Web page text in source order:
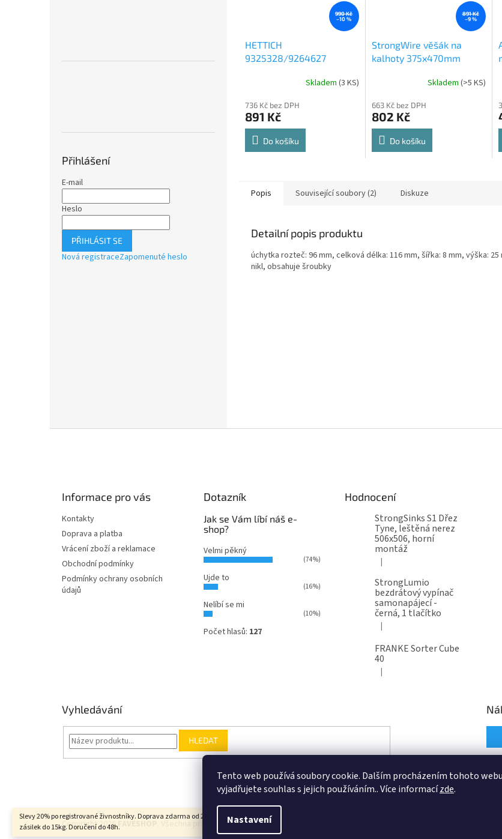
Tento web používá soubory cookie. Dalším procházením tohoto webu
vyjadřujete souhlas s jejich používáním.. Více informacízde.
Nastavení
Slevy 20% po registrované živnostníky. Doprava zdarma od 2000Kč u balíkových
zásilek do 15kg. Doručení do 48h.
Přihlášení
E-mail
Heslo
PŘIHLÁSIT SE
Nová registraceZapomenuté heslo
990 Kč
–10 %
HETTICH
9325328/9264627
produktu
je
4,8
5
Skladem (3 KS)
736 Kč bez DPH
891 Kč
Do košíku
891 Kč
–9 %
StrongWire věšák na
kalhoty 375x470mm
produktu
je
4,8
5
Skladem (>5 KS)
663 Kč bez DPH
802 Kč
Do košíku
5
Popis Související soubory (2) Diskuze
Detailní popis produktu
úchytka rozteč: 96 mm, celková délka: 116 mm, šířka: 8 mm, výška:
nikl, obsahuje šroubky
Informace pro vás
Kontakty
Doprava a platba
Vrácení zboží a reklamace
Obchodní podmínky
Podmínky ochrany osobních
údajů
Dotazník
Jak se Vám líbí náš e-
shop?
Velmi pěkný
(74%)
Ujde to
(16%)
Nelíbí se mi
(10%)
Počet hlasů: 127
Hodnocení
StrongSinks S1 Dřez
Tyne, leštěná nerez
506x506, horní
montáž
Hodnocení produktu je 5 z 5
|
StrongLumio
bezdrátový vypínač
samonapájecí -
černá, 1 tlačítko
Hodnocení produktu je 4 z 5
|
FRANKE Sorter Cube
40
Hodnocení produktu je 3 z 5
|
Vyhledávání
HLEDAT
Copyright 2026 FAVESHOP . Všechna práva vyhrazena.